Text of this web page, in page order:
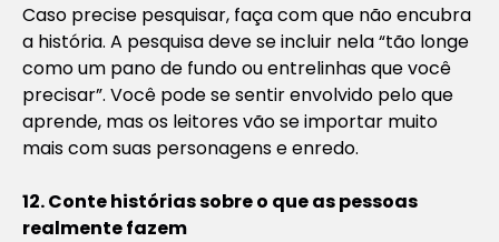
Caso precise pesquisar, faça com que não encubra
a história. A pesquisa deve se incluir nela “tão longe
como um pano de fundo ou entrelinhas que você
precisar”. Você pode se sentir envolvido pelo que
aprende, mas os leitores vão se importar muito
mais com suas personagens e enredo.
12. Conte histórias sobre o que as pessoas
realmente fazem